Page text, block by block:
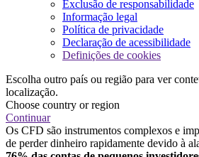
Exclusão de responsabilidade
Informação legal
Política de privacidade
Declaração de acessibilidade
Definições de cookies
Escolha outro país ou região para ver
localização.
Choose country or region
Continuar
Os CFD são instrumentos complexos e
de perder dinheiro rapidamente devido à